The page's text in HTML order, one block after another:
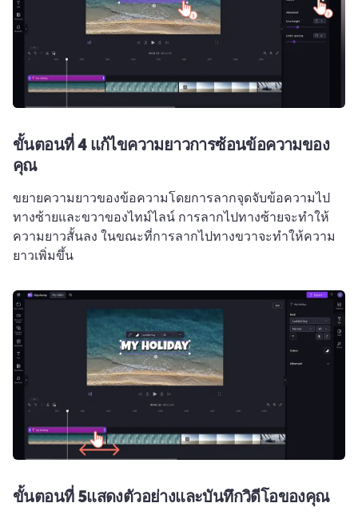
ขั้นตอนที่ 4 แก้ไขความยาวการซ้อนข้อความของ
คุณ
ขยายความยาวของข้อความโดยการลากจุดจับข้อความไป
ทางซ้ายและขวาของไทม์ไลน์ การลากไปทางซ้ายจะทำให้
ความยาวสั้นลง ในขณะที่การลากไปทางขวาจะทำให้ความ
ยาวเพิ่มขึ้น
ขั้นตอนที่ 5แสดงตัวอย่างและบันทึกวิดีโอของคุณ